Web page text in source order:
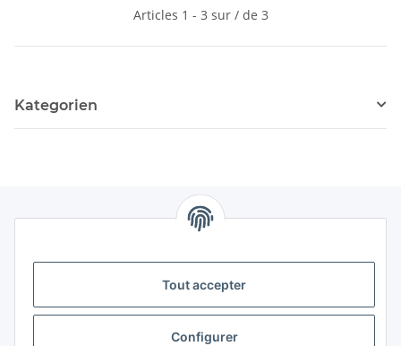
Tout accepter
Configurer
Articles 1 - 3 sur / de 3
Kategorien
Storkower Straße 158
D-10407 Berlin